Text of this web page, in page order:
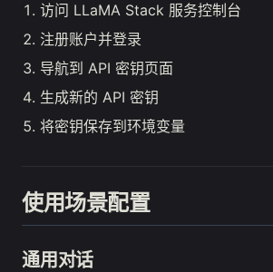
访问 LLaMA Stack 服务控制台
注册账户并登录
导航到 API 密钥页面
生成新的 API 密钥
将密钥保存到环境变量
使用场景配置
通用对话